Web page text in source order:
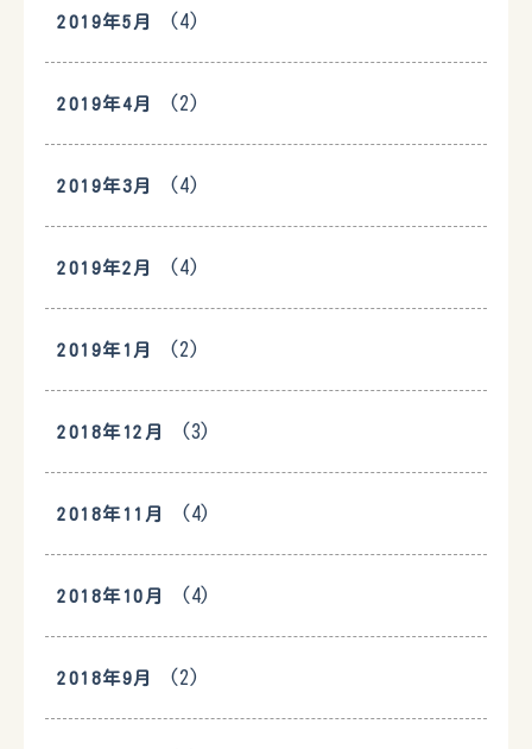
2019年5月 (4)
2019年4月 (2)
2019年3月 (4)
2019年2月 (4)
2019年1月 (2)
2018年12月 (3)
2018年11月 (4)
2018年10月 (4)
2018年9月 (2)